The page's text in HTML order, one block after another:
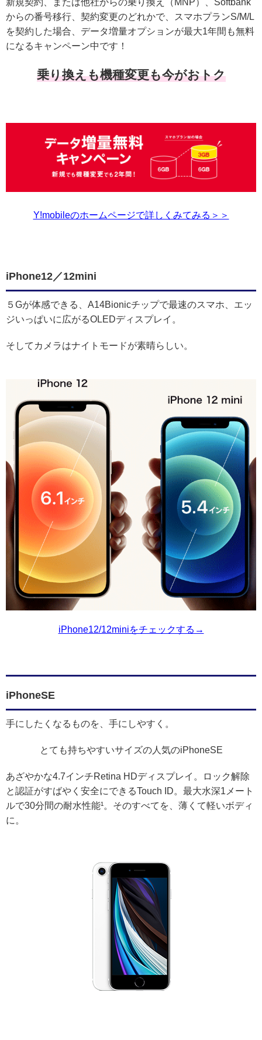
からの番号移行、契約変更のどれかで、スマホプランS/M/L
を契約した場合、データ増量オプションが最大1年間も無料
になるキャンペーン中です！
乗り換えも機種変更も今がおトク
Y!mobileのホームページで詳しくみてみる＞＞
iPhone12／12mini
５Gが体感できる、A14Bionicチップで最速のスマホ、エッ
ジいっぱいに広がるOLEDディスプレイ。
そしてカメラはナイトモードが素晴らしい。
iPhone12/12miniをチェックする→
iPhoneSE
手にしたくなるものを、手にしやすく。
とても持ちやすいサイズの人気のiPhoneSE
あざやかな4.7インチRetina HDディスプレイ。ロック解除
と認証がすばやく安全にできるTouch ID。最大水深1メート
ルで30分間の耐水性能¹。そのすべてを、薄くて軽いボディ
に。